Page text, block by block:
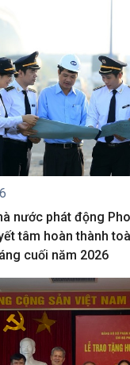
nước phát động
tâm hoàn thành
cuối năm 2026